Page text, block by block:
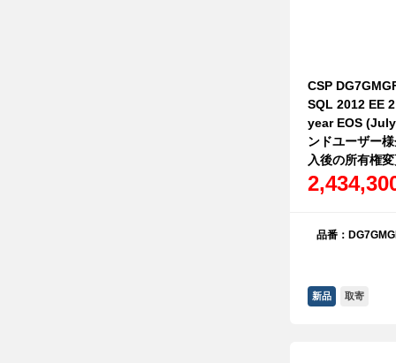
CSP
SQL 2012 EE
year EOS
ンドユーザー
入後の所有権
品番：
新品 取寄